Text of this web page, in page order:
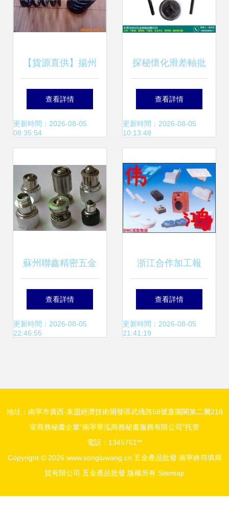
發推薦
【貨源直供】揚州
霍橋麗弟彈簧五金
廠壓縮彈簧產品精
查看詳情
更新時間：2026-08-05
08:35:54
探秘懷化滑差軸批
發 水記五金工廠直
銷的優質五金產品
查看詳情
更新時間：2026-08-05
10:13:48
蘇州聯鑫精密五金
鉚釘廠 最新供應高
質量五金產品批發
查看詳情
更新時間：2026-08-05
22:46:55
浙江合作加工報
價、供應與廠商批
發——五金產品全
查看詳情
更新時間：2026-08-05
21:41:19
地址：南寧市廣西-東盟經濟技術開發區武僑路58號嘉園閣第二層218
室商務秘書企業“南寧華泓商務秘書服務有限公司”托管
電話：1345761**
Copyright © 2026 www.songluwang.cn 五金產品批發 南寧終符填商
貿有限公司 五金產品批發 版權所有 Sitemap